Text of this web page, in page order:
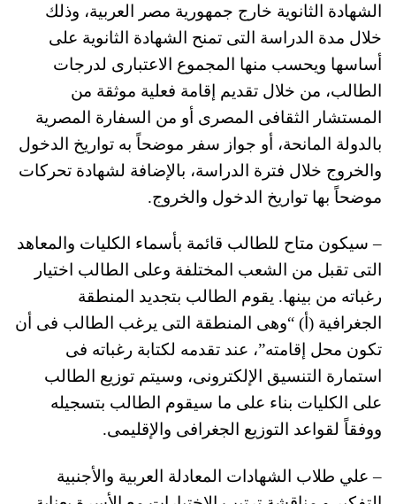
الشهادة الثانوية خارج جمهورية مصر العربية، وذلك
خلال مدة الدراسة التى تمنح الشهادة الثانوية على
أساسها ويحسب منها المجموع الاعتبارى لدرجات
الطالب، من خلال تقديم إقامة فعلية موثقة من
المستشار الثقافى المصرى أو من السفارة المصرية
بالدولة المانحة، أو جواز سفر موضحاً به تواريخ الدخول
والخروج خلال فترة الدراسة، بالإضافة لشهادة تحركات
موضحاً بها تواريخ الدخول والخروج.
– سيكون متاح للطالب قائمة بأسماء الكليات والمعاهد
التى تقبل من الشعب المختلفة وعلى الطالب اختيار
رغباته من بينها. يقوم الطالب بتجديد المنطقة
الجغرافية (أ) “وهى المنطقة التى يرغب الطالب فى أن
تكون محل إقامته”، عند تقدمه لكتابة رغباته فى
استمارة التنسيق الإلكترونى، وسيتم توزيع الطالب
على الكليات بناء على ما سيقوم الطالب بتسجيله
ووفقاً لقواعد التوزيع الجغرافى والإقليمى.
– علي طلاب الشهادات المعادلة العربية والأجنبية